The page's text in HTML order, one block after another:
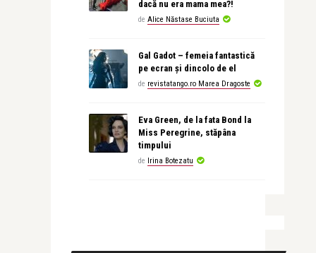
dacă nu era mama mea?!
de Alice Năstase Buciuta
Gal Gadot – femeia fantastică
pe ecran și dincolo de el
de revistatango.ro Marea Dragoste
Eva Green, de la fata Bond la
Miss Peregrine, stăpâna
timpului
de Irina Botezatu